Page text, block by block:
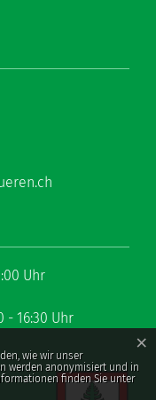
Uhr
- 16:30 Uhr
wie wir unser
werden anonymisiert und in
finden Sie unter
×